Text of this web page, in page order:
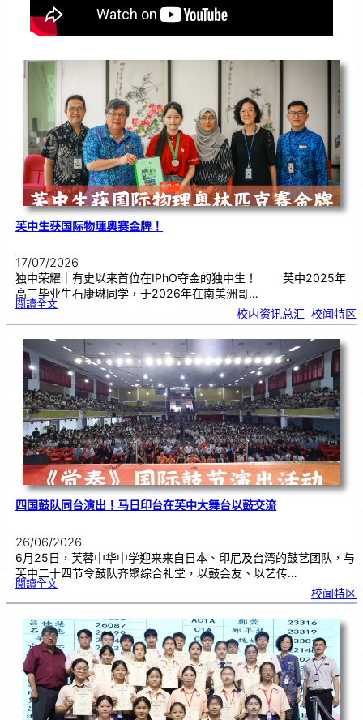
芙中生获国际物理奥赛金牌！
17/07/2026
独中荣耀｜有史以来首位在IPhO夺金的独中生！ 芙中2025年
高三毕业生石康琳同学，于2026年在南美洲哥…
閱讀全文:芙
获
际
物
理
赛
金
牌
！
校内资讯总汇 校闻特区
四国鼓队同台演出！马日印台在芙中大舞台以鼓交流
26/06/2026
6月25日，芙蓉中华中学迎来来自日本、印尼及台湾的鼓艺团队，与
芙中二十四节令鼓队齐聚综合礼堂，以鼓会友、以艺传…
閱讀全文:四
队
台
演
出
！
马
日
印
台
在
芙
中
大
舞
台
以
鼓
交
流
校闻特区